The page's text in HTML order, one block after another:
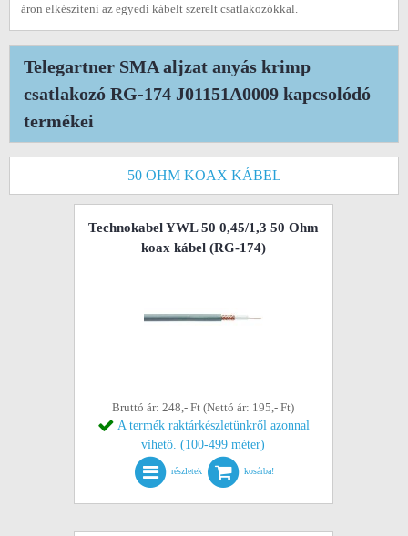
áron elkészíteni az egyedi kábelt szerelt csatlakozókkal.
Telegartner SMA aljzat anyás krimp
csatlakozó RG-174 J01151A0009 kapcsolódó
termékei
50 OHM KOAX KÁBEL
Technokabel YWL 50 0,45/1,3 50 Ohm
koax kábel (RG-174)
Bruttó ár: 248,- Ft (Nettó ár: 195,- Ft)
A termék raktárkészletünkről azonnal
vihető. (100-499 méter)
részletek kosárba!